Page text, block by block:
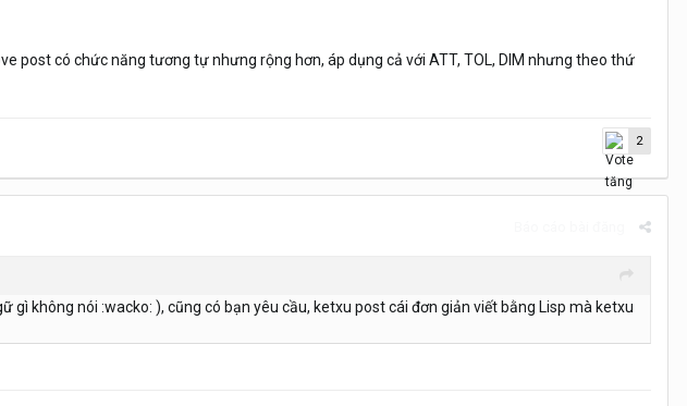
post có chức năng tương tự nhưng rộng hơn, áp dụng cả với ATT, TOL, DIM nhưng theo thứ
2
không nói :wacko: ), cũng có bạn yêu cầu, ketxu post cái đơn giản viết bằng Lisp mà ketxu